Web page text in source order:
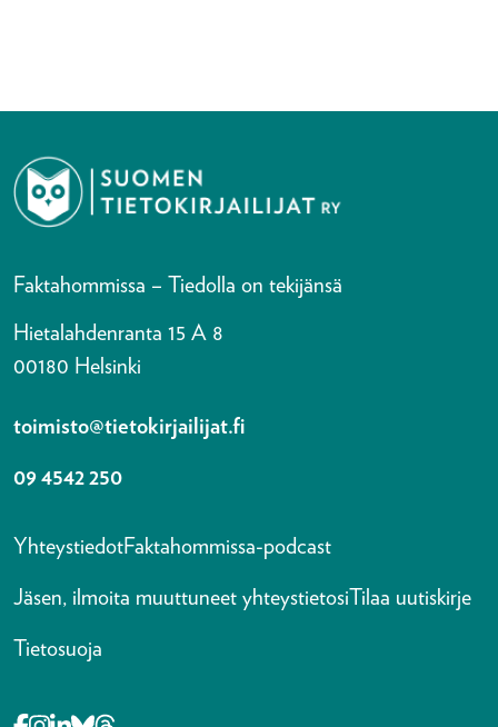
Faktahommissa – Tiedolla on tekijänsä
Hietalahdenranta 15 A 8
00180 Helsinki
toimisto@tietokirjailijat.fi
09 4542 250
YhteystiedotFaktahommissa-podcast
Jäsen, ilmoita muuttuneet yhteystietosi Tilaa uutiskirje
Tietosuoja